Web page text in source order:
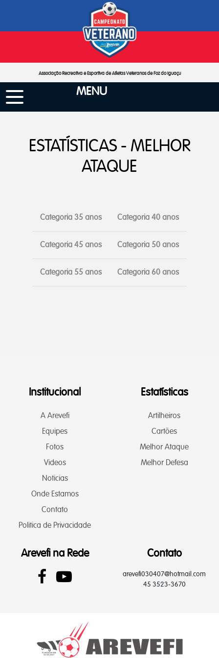
Associação Recreativa e Esportiva de Atletas Veteranos de Foz do Iguaçu
MENU
ESTATÍSTICAS - MELHOR
ATAQUE
Categoria 35 anos Categoria 40 anos
Categoria 45 anos Categoria 50 anos
Categoria 55 anos Categoria 60 anos
Institucional
A Arevefi
Equipes
Fotos
Videos
Noticias
Onde Estamos
Contato
Politica de Privacidade
Estatísticas
Artilheiros
Cartões
Melhor Ataque
Melhor Defesa
Arevefi na Rede Contato
arevefi030407@hotmail.com
45 3523-3670